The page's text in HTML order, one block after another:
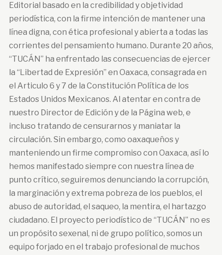
Editorial basado en la credibilidad y objetividad
periodística, con la firme intención de mantener una
línea digna, con ética profesional y abierta a todas las
corrientes del pensamiento humano. Durante 20 años,
“TUCÁN” ha enfrentado las consecuencias de ejercer
la “Libertad de Expresión” en Oaxaca, consagrada en
el Articulo 6 y 7 de la Constitución Política de los
Estados Unidos Mexicanos. Al atentar en contra de
nuestro Director de Edición y de la Página web, e
incluso tratando de censurarnos y maniatar la
circulación. Sin embargo, como oaxaqueños y
manteniendo un firme compromiso con Oaxaca, así lo
hemos manifestado siempre con nuestra línea de
punto crítico, seguiremos denunciando la corrupción,
la marginación y extrema pobreza de los pueblos, el
abuso de autoridad, el saqueo, la mentira, el hartazgo
ciudadano. El proyecto periodístico de “TUCÁN” no es
un propósito sexenal, ni de grupo político, somos un
equipo forjado en el trabajo profesional de muchos